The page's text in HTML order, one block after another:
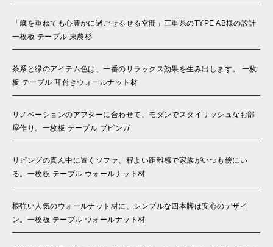
「歳を重ねても心豊かに過ごせるせる空間」三重県のTYPE AB様の設計
一枚板 テーブル 東農杉
茶系と緑のアイテム色は、一番のリラックス効果を生み出します。 一枚
板 テーブル 耳付きウォールナット材
リノベーションのアフターに合わせて、モダンでスタイリッシュなお部
屋作り。一枚板 テーブル ブビンガ
リビングの真ん中に置くソファ、程よい距離感で家族がいつも傍にい
る。一枚板 テーブル ウォールナット材
根強い人気のウォールナット材に、シンプルな四本脚は安心のデザイ
ン。一枚板 テーブル ウォールナット材